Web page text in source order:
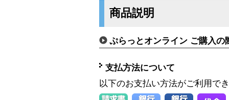
商品説明
ぷらっとオンライン ご購入の
支払方法について
以下のお支払い方法がご利用で